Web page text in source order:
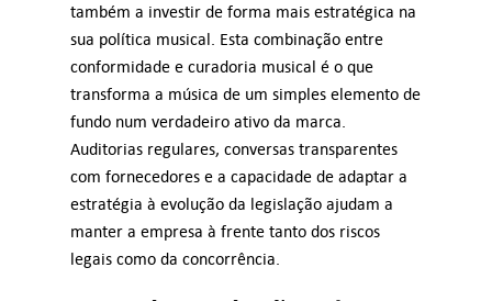
também a investir de forma mais estratégica na
sua política musical. Esta combinação entre
conformidade e curadoria musical é o que
transforma a música de um simples elemento de
fundo num verdadeiro ativo da marca.
Auditorias regulares, conversas transparentes
com fornecedores e a capacidade de adaptar a
estratégia à evolução da legislação ajudam a
manter a empresa à frente tanto dos riscos
legais como da concorrência.